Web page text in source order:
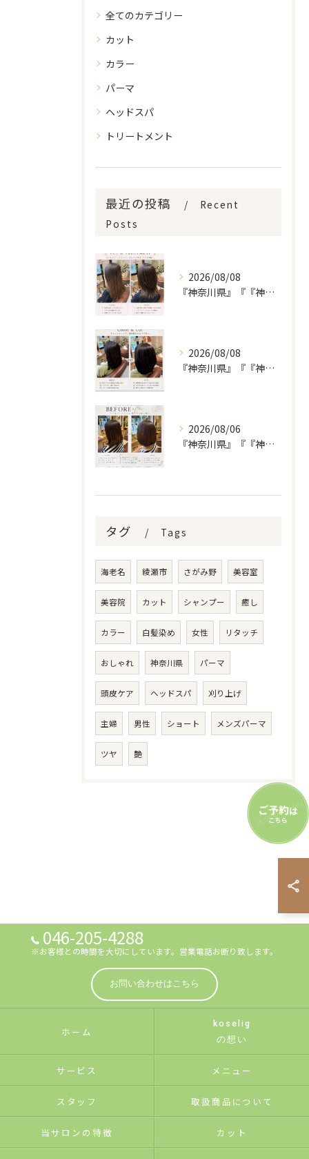
全てのカテゴリー
カット
カラー
パーマ
ヘッドスパ
トリートメント
最近の投稿
Recent
Posts
2026/08/08
『神奈川県』『『神奈川県』『綾瀬市』『海老名市』『美容室』
2026/08/08
『神奈川県』『『神奈川県』『綾瀬市』『海老名市』『美容室』
2026/08/06
『神奈川県』『『神奈川県』『綾瀬市』『海老名市』『美容室』
タグ Tags
海老名 綾瀬市 さがみ野 美容室
美容院 カット シャンプー 癒し
カラー 白髪染め 女性 リタッチ
おしゃれ 神奈川県 パーマ
頭皮ケア ヘッドスパ 刈り上げ
主婦 男性 ショート メンズパーマ
ツヤ 艶
046-205-4288
※お客様との時間を大切にしています。営業電話お断り致します。
お問い合わせはこちら
ホーム
koselig
の想い
サービス メニュー
スタッフ 取扱商品について
当サロンの特徴 カット